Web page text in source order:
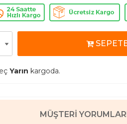
Yarın kargoda.
MÜŞTERI